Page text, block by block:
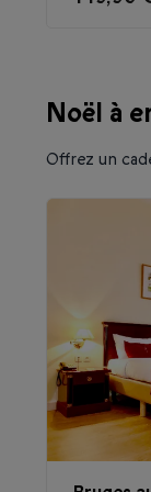
Noël à
Offrez un